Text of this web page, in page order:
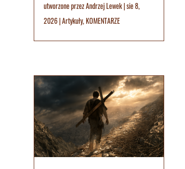
utworzone przezAndrzej Lewek|sie 8,
2026|Artykuły,KOMENTARZE